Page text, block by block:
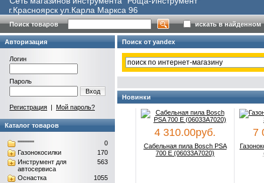
г.Красноярск ул.Карла Маркса 96
Поиск товаров искать в найденном
Авторизация
Логин
Пароль
Вход
Регистрация | Мой пароль?
Каталог товаров
0
"""""""
170
Газонокосилки
563
Инструмент для
автосервиса
1055
Оснастка
Поиск от yandex
Новинки
1 770.00руб.
4 310.00руб.
Сабельная пила Bosch PSA
700 E (06033A7020)
7